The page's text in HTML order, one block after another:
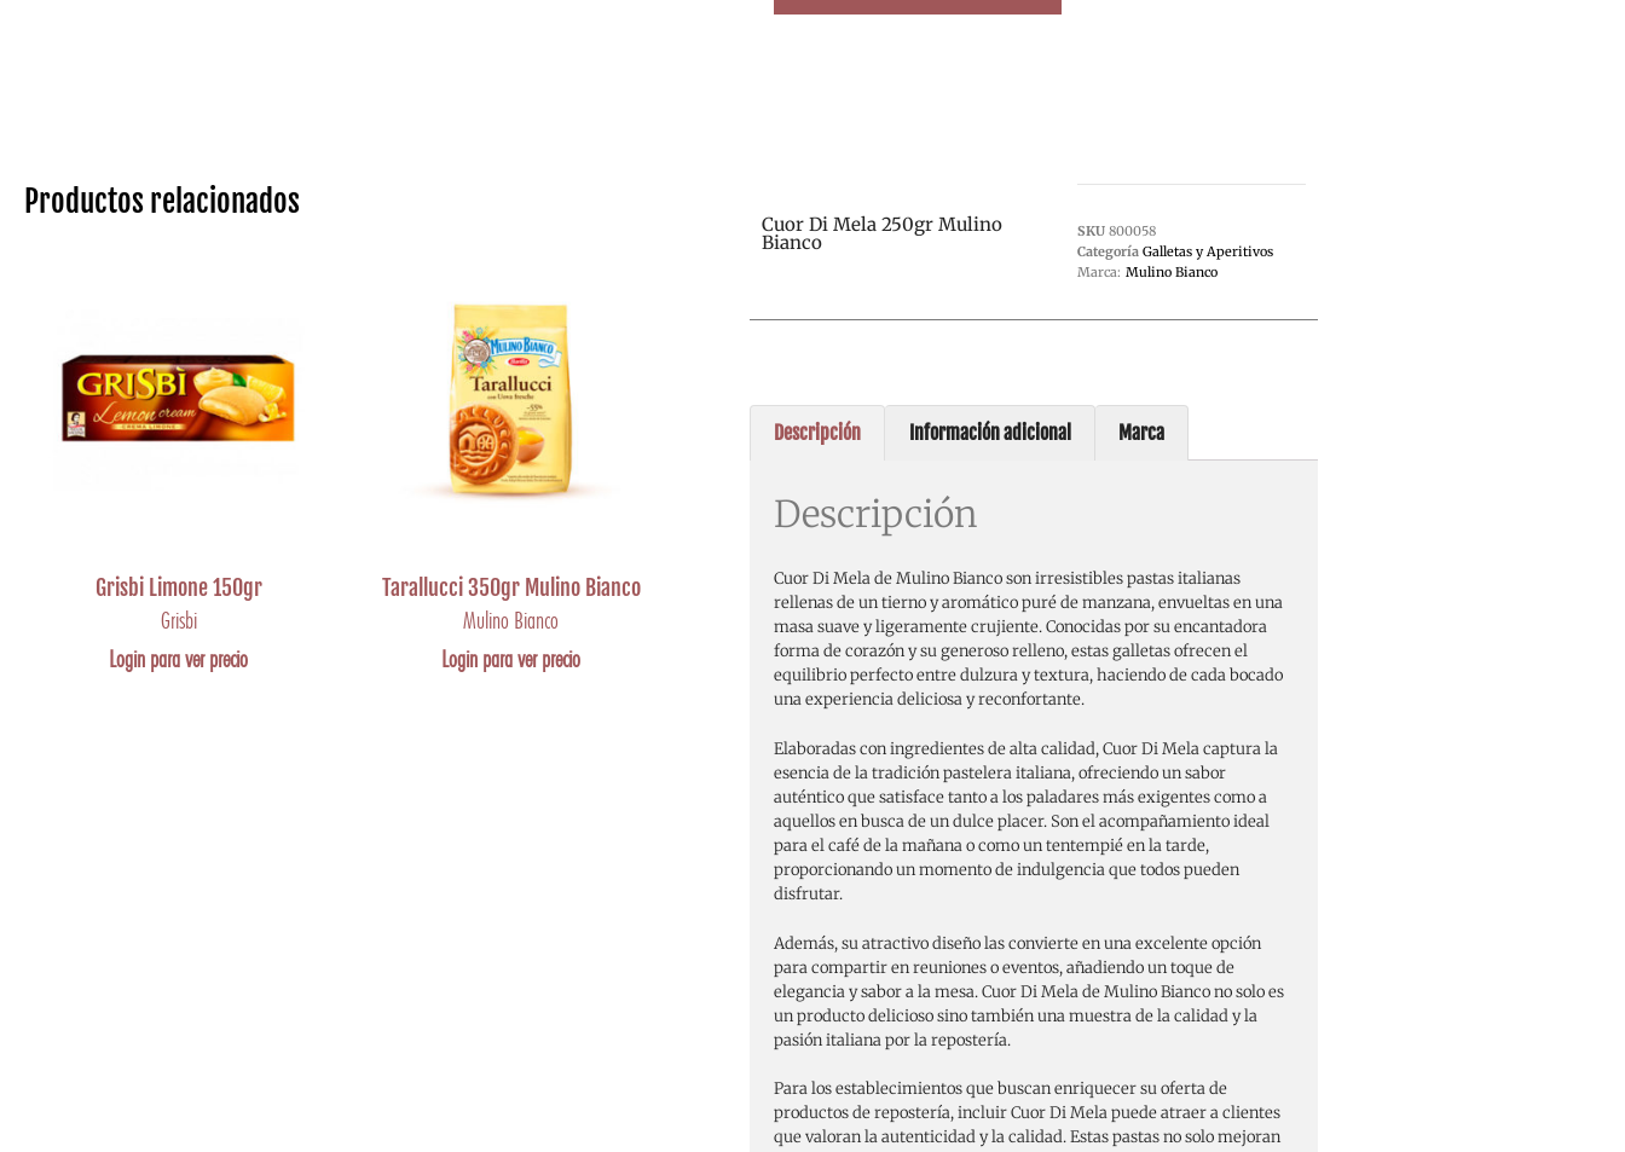
Productos relacionados
Grisbi Limone 150gr
Grisbi
Login para ver precio
Tarallucci 350gr Mulino Bianco
Mulino Bianco
Login para ver precio
Cuor Di Mela 250gr Mulino
Bianco SKU 800058
Categoría Galletas y Aperitivos
Marca: Mulino Bianco
Descripción Información adicional Marca
Descripción
Cuor Di Mela de Mulino Bianco son irresistibles pastas italianas
rellenas de un tierno y aromático puré de manzana, envueltas en una
masa suave y ligeramente crujiente. Conocidas por su encantadora
forma de corazón y su generoso relleno, estas galletas ofrecen el
equilibrio perfecto entre dulzura y textura, haciendo de cada bocado
una experiencia deliciosa y reconfortante.
Elaboradas con ingredientes de alta calidad, Cuor Di Mela captura la
esencia de la tradición pastelera italiana, ofreciendo un sabor
auténtico que satisface tanto a los paladares más exigentes como a
aquellos en busca de un dulce placer. Son el acompañamiento ideal
para el café de la mañana o como un tentempié en la tarde,
proporcionando un momento de indulgencia que todos pueden
disfrutar.
Además, su atractivo diseño las convierte en una excelente opción
para compartir en reuniones o eventos, añadiendo un toque de
elegancia y sabor a la mesa. Cuor Di Mela de Mulino Bianco no solo es
un producto delicioso sino también una muestra de la calidad y la
pasión italiana por la repostería.
Para los establecimientos que buscan enriquecer su oferta de
productos de repostería, incluir Cuor Di Mela puede atraer a clientes
que valoran la autenticidad y la calidad. Estas pastas no solo mejoran